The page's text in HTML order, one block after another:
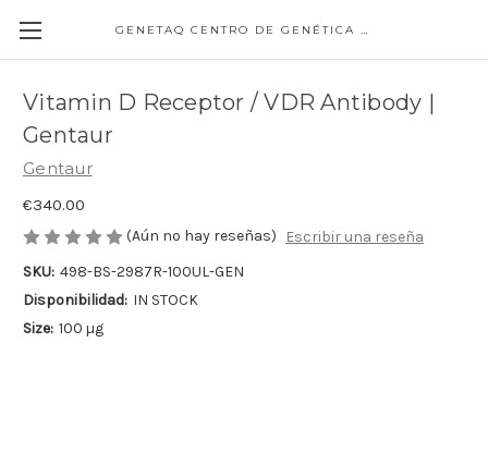
GENETAQ CENTRO DE GENÉTICA MOLECULAR
Vitamin D Receptor / VDR Antibody |
Gentaur
Gentaur
€340.00
(Aún no hay reseñas)
Escribir una reseña
SKU: 498-BS-2987R-100UL-GEN
Disponibilidad: IN STOCK
Size: 100 µg